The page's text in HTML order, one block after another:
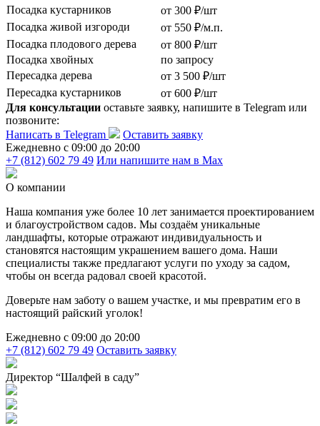
Посадка кустарников
от 300 ₽/шт
Посадка живой изгороди
от 550 ₽/м.п.
Посадка плодового дерева
от 800 ₽/шт
Посадка хвойных
по запросу
Пересадка дерева
от 3 500 ₽/шт
Пересадка кустарников
от 600 ₽/шт
Для консультации оставьте заявку, напишите в Telegram или
позвоните:
Написать в Telegram
Оставить заявку
Ежедневно c 09:00 до 20:00
+7 (812) 602 79 49 Или напишите нам в Max
О компании
Наша компания уже более 10 лет занимается проектированием
и благоустройством садов. Мы создаём уникальные
ландшафты, которые отражают индивидуальность и
становятся настоящим украшением вашего дома. Наши
специалисты также предлагают услуги по уходу за садом,
чтобы он всегда радовал своей красотой.
Доверьте нам заботу о вашем участке, и мы превратим его в
настоящий райский уголок!
Ежедневно c 09:00 до 20:00
+7 (812) 602 79 49 Оставить заявку
Директор “Шалфей в саду”